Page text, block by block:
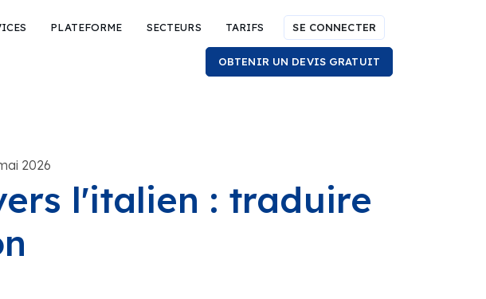
PLATEFORME SECTEURS TARIFS SE CONNECTER
OBTENIR UN DEVIS GRATUIT
2026
l'italien : traduire